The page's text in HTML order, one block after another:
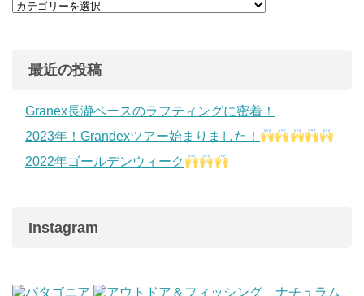
最近の投稿
Granex長瀞ベースのラフティングに密着！
2023年！Grandexツアー始まりました！
2022年ゴールデンウィーク
Instagram